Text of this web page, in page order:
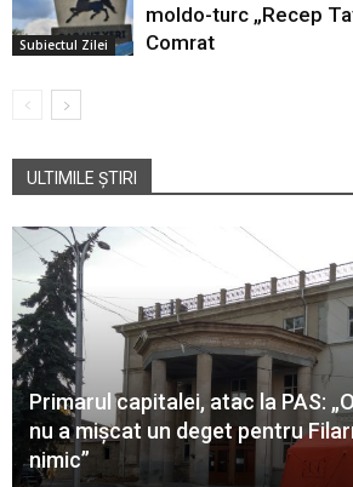
Subiectul Zilei
moldo-turc „Recep
Comrat
ULTIMILE ȘTIRI
Primarul capitalei, atac la PAS:
nu a mișcat un deget pentru
nimic”